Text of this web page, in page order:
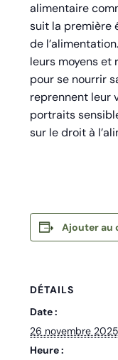
alimentaire
suit la première
de
leurs moyens et
pour se nourrir
reprennent leur
portraits
sur le droit à
Ajouter au
DÉTAILS
Date :
26 novembre 2025
Heure :